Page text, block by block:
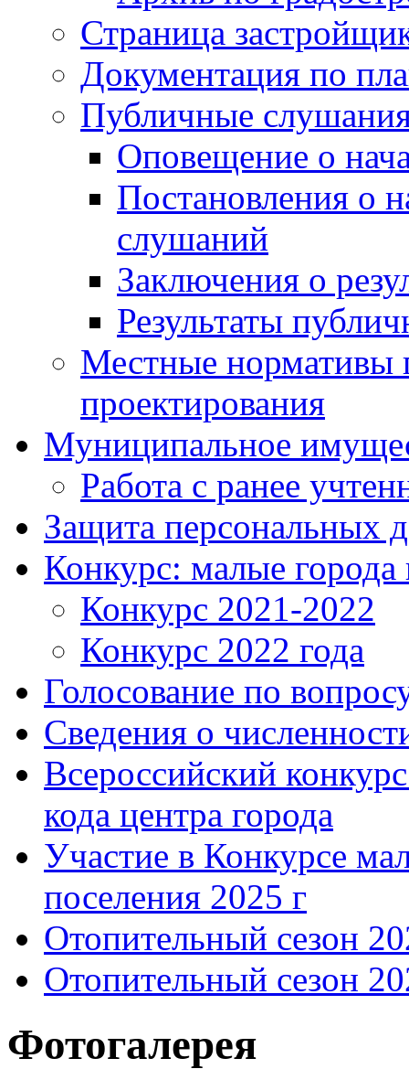
Страница
Документация по
Публичные
Оповещение о
Постановления о
слушаний
Заключения о
Результаты
Местные нормативы
проектирования
Муниципальное
Работа с ранее
Защита персональных
Конкурс: малые города
Конкурс 2021-2022
Конкурс 2022 года
Голосование по
Сведения о
Всероссийский
кода центра города
Участие в Конкурсе
поселения 2025 г
Отопительный сезон
Отопительный сезон
Фотогалерея